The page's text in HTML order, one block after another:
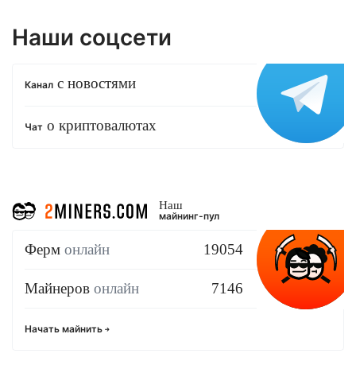
Наши соцсети
Канал с новостями
Чат о криптовалютах
Наш
майнинг-пул
Ферм онлайн 19054
Майнеров онлайн 7146
Начать майнить